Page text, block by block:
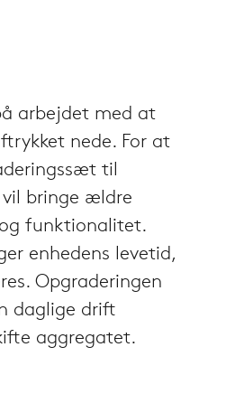
arbejdet med at
nede. For at
til
vil bringe ældre
funktionalitet.
enhedens levetid,
Opgraderingen
daglige drift
aggregatet.